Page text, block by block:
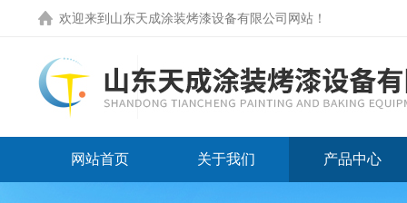
欢迎来到 山东天成涂装烤漆设备有限公司网站 ！
网站首页 关于我们 产品中心